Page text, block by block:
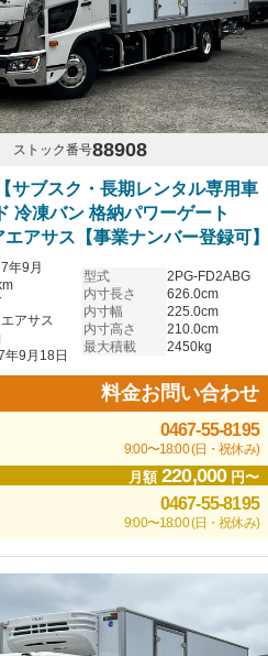
ストック番号88908
サブスク・長期レンタル専用車
凍バン 格納パワーゲート
アサス【事業ナンバー登録可】
年9月
アサス
年9月18日
型式
2PG-FD2ABG
内寸長さ
626.0cm
内寸幅
225.0cm
内寸高さ
210.0cm
最大積載
2450kg
料金お問い合わせ
0467-55-8195
9:00〜18:00 (日・祝休み)
月額220,000円〜
0467-55-8195
9:00〜18:00 (日・祝休み)